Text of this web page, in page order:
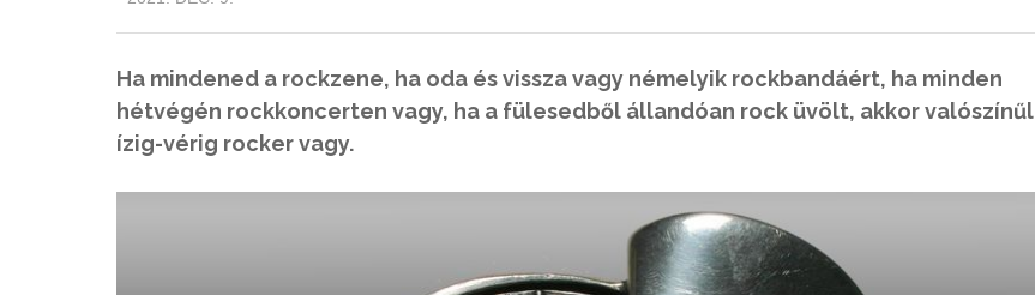
Ha mindened a rockzene, ha oda és vissza vagy némelyik rockbandáért, ha minden
hétvégén rockkoncerten vagy, ha a fülesedből állandóan rock üvölt, akkor
ízig-vérig rocker vagy.